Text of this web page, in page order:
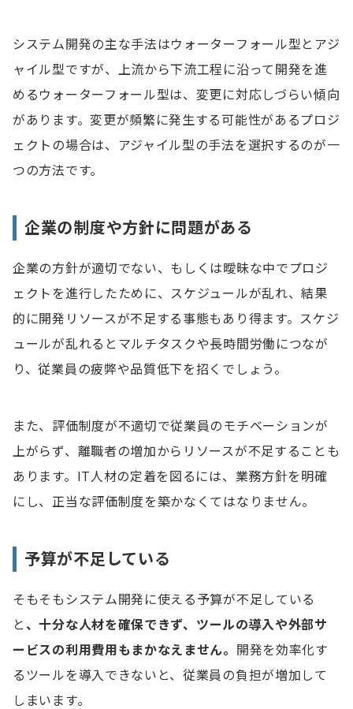
システム開発の主な手法はウォーターフォール型とアジ
ャイル型ですが、上流から下流工程に沿って開発を進
めるウォーターフォール型は、変更に対応しづらい傾向
があります。変更が頻繁に発生する可能性があるプロジ
ェクトの場合は、アジャイル型の手法を選択するのが一
つの方法です。
企業の制度や方針に問題がある
企業の方針が適切でない、もしくは曖昧な中でプロジ
ェクトを進行したために、スケジュールが乱れ、結果
的に開発リソースが不足する事態もあり得ます。スケジ
ュールが乱れるとマルチタスクや長時間労働につなが
り、従業員の疲弊や品質低下を招くでしょう。
また、評価制度が不適切で従業員のモチベーションが
上がらず、離職者の増加からリソースが不足することも
あります。IT人材の定着を図るには、業務方針を明確
にし、正当な評価制度を築かなくてはなりません。
予算が不足している
そもそもシステム開発に使える予算が不足している
と 、十分な人材を確保できず、ツールの導入や外部サ
ービスの利用費用もまかなえません。
開発を効率化す
るツールを導入できないと、従業員の負担が増加して
しまいます。